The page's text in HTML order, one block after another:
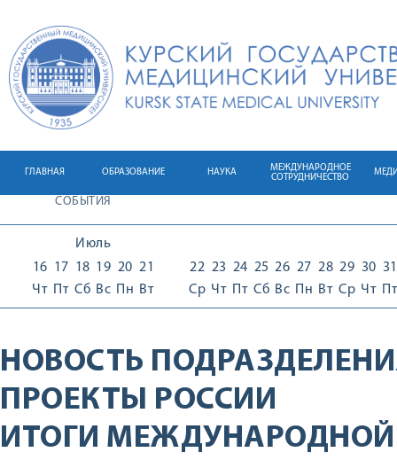
ГЛАВНАЯ ОБРАЗОВАНИЕ НАУКА
МЕЖДУНАРОДНОЕ
СОТРУДНИЧЕСТВО
СОБЫТИЯ
Июль
16
Чт
17
Пт
18
Сб
19
Вс
20
Пн
21
Вт
22
Ср
23
Чт
24
Пт
25
Сб
26
Вс
27
Пн
28
Вт
29
Ср
30
Чт
31
Пт
НОВОСТЬ
ПРОЕКТЫ РОССИИ
ИТОГИ